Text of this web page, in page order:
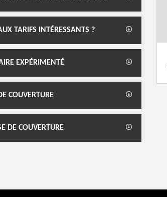
TARIFS INTÉRESSANTS ?
EXPÉRIMENTÉ
COUVERTURE
DE COUVERTURE